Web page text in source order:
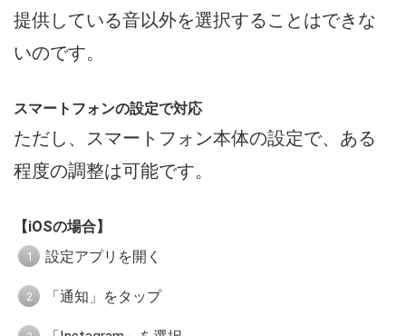
提供している音以外を選択することはできな
いのです。
スマートフォンの設定で対応
ただし、スマートフォン本体の設定で、ある
程度の調整は可能です。
【iOSの場合】
設定アプリを開く
「通知」をタップ